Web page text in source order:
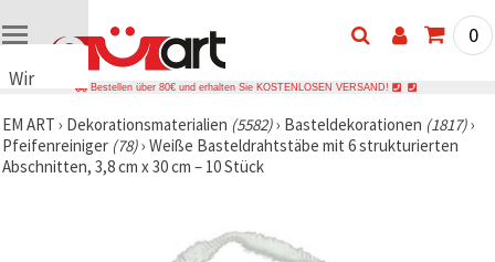
Wir
Cookies
🍪 Wir
verwenden
0
Bestellen über 80€ und erhalten Sie KOSTENLOSEN VERSAND!
EM ART › Dekorationsmaterialien (5582)› Basteldekorationen (1817)›
Pfeifenreiniger (78)› Weiße Basteldrahtstäbe mit 6 strukturierten
Abschnitten, 3,8 cm x 30 cm – 10 Stück